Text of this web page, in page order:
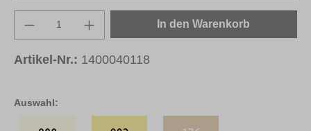
Auswahl:
Produkt Anzahl: Gib den gewünschten
In den Warenkorb
Artikel-Nr.: 1400040118